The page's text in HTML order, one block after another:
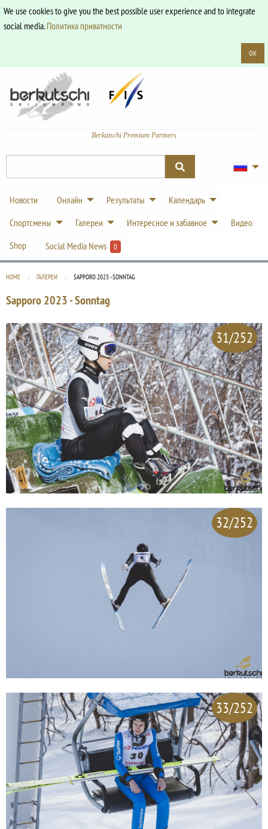
We use cookies to give you the best possible user experience and to integrate
social media.Политика приватности
OK
Berkutschi Premium Partners
Новости Онлайн Результаты
Календарь
Спортсмены
Галереи Интересное и забавное
Видео
Shop
Social Media News 0
HOME ГАЛЕРЕИ CURRENT:
SAPPORO 2023 - SONNTAG
Sapporo 2023 - Sonntag
31/252
32/252
33/252